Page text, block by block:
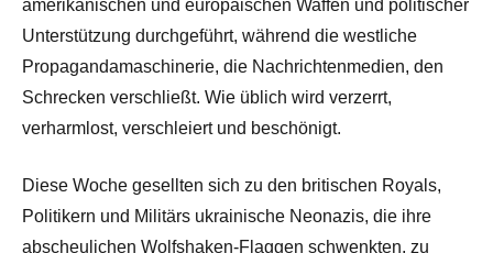
amerikanischen und europäischen Waffen und politischer
Unterstützung durchgeführt, während die westliche
Propagandamaschinerie, die Nachrichtenmedien, den
Schrecken verschließt. Wie üblich wird verzerrt,
verharmlost, verschleiert und beschönigt.
Diese Woche gesellten sich zu den britischen Royals,
Politikern und Militärs ukrainische Neonazis, die ihre
abscheulichen Wolfshaken-Flaggen schwenkten, zu